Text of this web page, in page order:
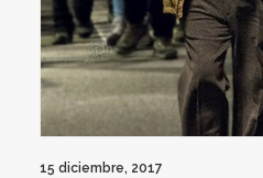
15 diciembre, 2017